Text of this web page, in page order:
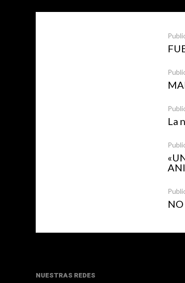
La
NUESTRAS REDES